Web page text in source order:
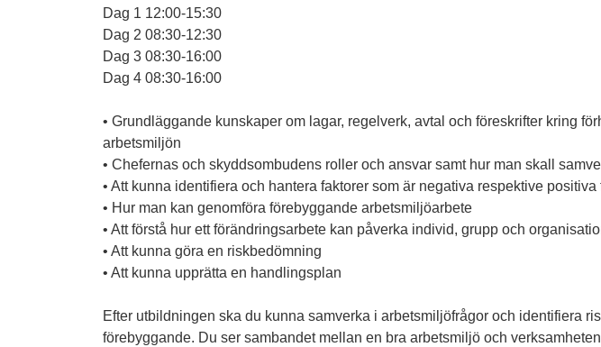
Dag 1 12:00-15:30
Dag 2 08:30-12:30
Dag 3 08:30-16:00
Dag 4 08:30-16:00
• Grundläggande kunskaper om lagar, regelverk, avtal och föreskrifter kring
arbetsmiljön
• Chefernas och skyddsombudens roller och ansvar samt hur man skall
• Att kunna identifiera och hantera faktorer som är negativa respektive
• Hur man kan genomföra förebyggande arbetsmiljöarbete
• Att förstå hur ett förändringsarbete kan påverka individ, grupp och
• Att kunna göra en riskbedömning
• Att kunna upprätta en handlingsplan
Efter utbildningen ska du kunna samverka i arbetsmiljöfrågor och identifiera
förebyggande. Du ser sambandet mellan en bra arbetsmiljö och